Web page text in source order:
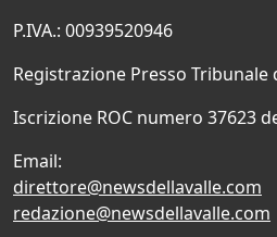
P.IVA.: 00939520946
Registrazione Presso Tribunale
Iscrizione ROC numero 37623
Email:
direttore@newsdellavalle.com
redazione@newsdellavalle.com